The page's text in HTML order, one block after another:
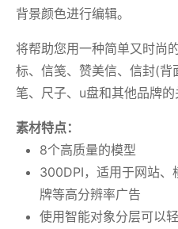
背景颜色进行编辑。
将帮助您用一种简单又时尚
标、信笺、赞美信、信封(
笔、尺子、u盘和其他品牌的
素材特点：
8个高质量的模型
300DPI，适用于网站、
牌等高分辨率广告
使用智能对象分层可以